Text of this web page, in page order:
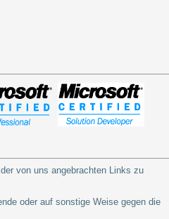
von uns angebrachten Links zu
oder auf sonstige Weise gegen die